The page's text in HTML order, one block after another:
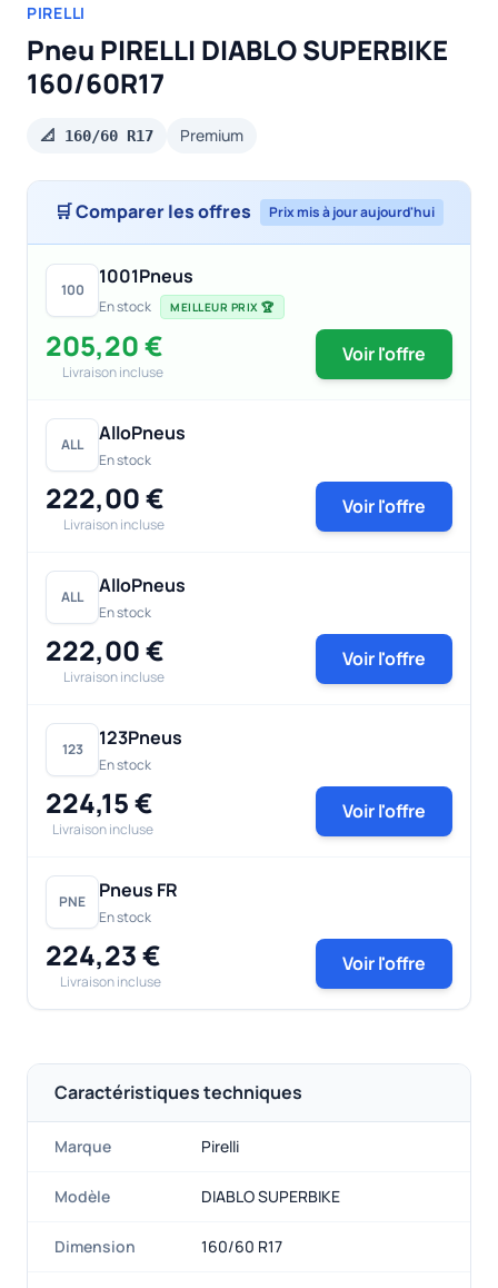
PIRELLI
Pneu PIRELLI DIABLO SUPERBIKE
160/60R17
📐 160/60 R17 Premium
🛒 Comparer les offres Prix mis à jour aujourd'hui
100
1001Pneus
En stock MEILLEUR PRIX 🏆
205,20 €
Livraison incluse
Voir l'offre
ALL AlloPneus
En stock
222,00 €
Livraison incluse
Voir l'offre
ALL AlloPneus
En stock
222,00 €
Livraison incluse
Voir l'offre
123 123Pneus
En stock
224,15 €
Livraison incluse
Voir l'offre
PNE Pneus FR
En stock
224,23 €
Livraison incluse
Voir l'offre
Caractéristiques techniques
Marque Pirelli
Modèle DIABLO SUPERBIKE
Dimension 160/60 R17